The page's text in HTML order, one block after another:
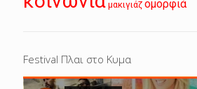
μακιγιάζ ομορφιά
Festival Πλαι στο Κυμα